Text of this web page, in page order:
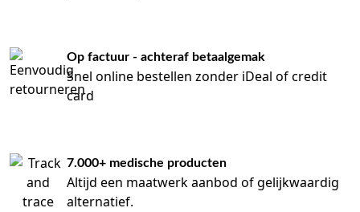
Op factuur - achteraf betaalgemak
Snel online bestellen zonder iDeal of credit
card
7.000+ medische producten
Altijd een maatwerk aanbod of gelijkwaardig
alternatief.